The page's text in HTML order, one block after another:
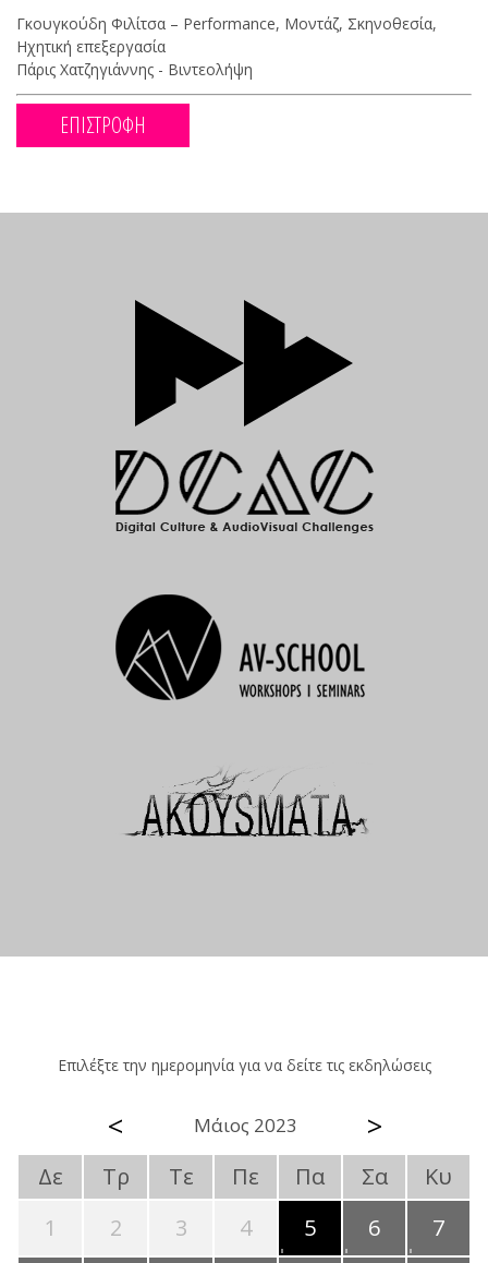
Γκουγκούδη Φιλίτσα – Performance, Μοντάζ, Σκηνοθεσία,
Ηχητική επεξεργασία
Πάρις Χατζηγιάννης - Βιντεολήψη
ΕΠΙΣΤΡΟΦΗ
Επιλέξτε την ημερομηνία για να δείτε τις εκδηλώσεις
< Μάιος 2023 >
Δε Τρ Τε Πε Πα Σα
Κυ
1
2 3 4 5 6 7